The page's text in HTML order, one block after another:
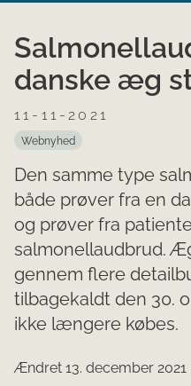
danske æg
11-11-2021
Webnyhed
Den samme type
både prøver fra en
og prøver fra
salmonellaudbrud.
gennem flere
tilbagekaldt den 30.
ikke længere købes.
Ændret 13. december 2021